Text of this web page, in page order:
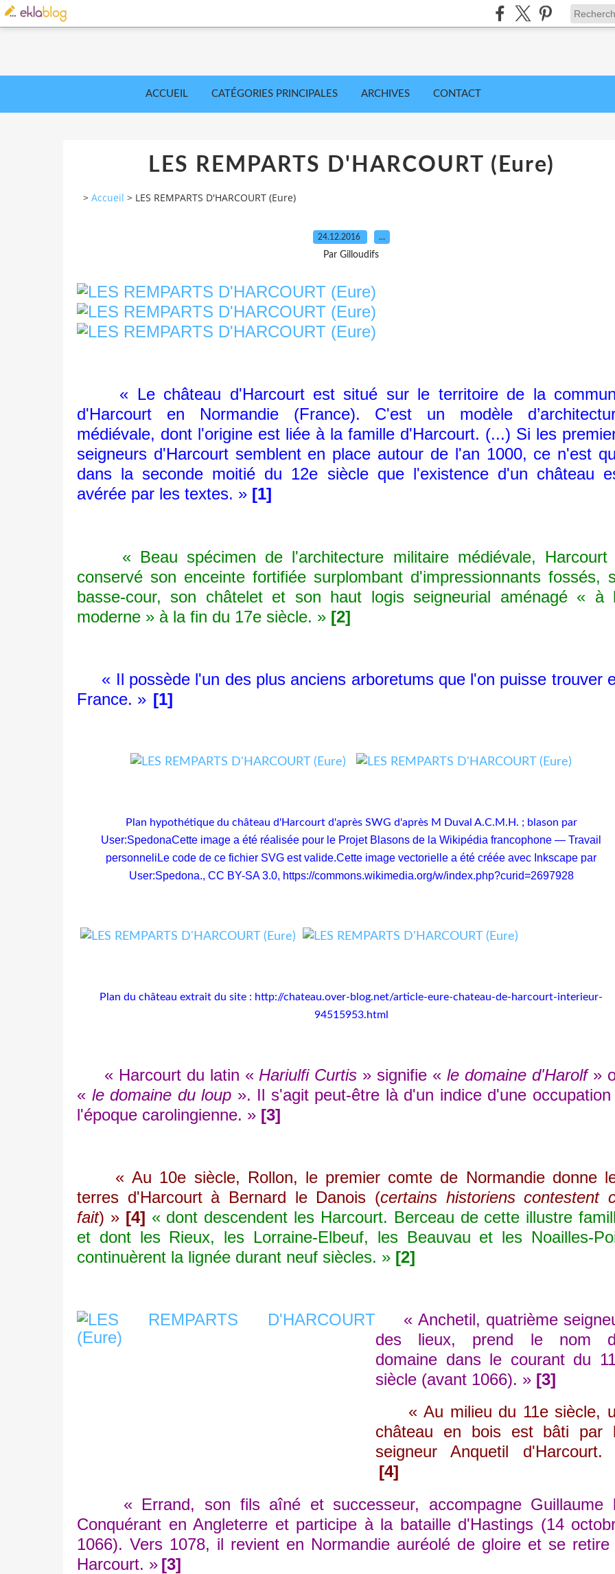
ACCUEIL CATÉGORIES PRINCIPALES ARCHIVES CONTACT
LES REMPARTS D'HARCOURT (Eure)
> Accueil > LES REMPARTS D'HARCOURT (Eure)
24.12.2016 …
Par Gilloudifs
« Le château d'Harcourt est situé sur le territoire de la
d'Harcourt en Normandie (France). C'est un modèle
médiévale, dont l'origine est liée à la famille d'Harcourt. (...) Si les
seigneurs d'Harcourt semblent en place autour de l'an 1000, ce n'est
dans la seconde moitié du 12e siècle que l'existence d'un château
avérée par les textes. » [1]
« Beau spécimen de l'architecture militaire médiévale, Harcourt
conservé son enceinte fortifiée surplombant d'impressionnants fossés,
basse-cour, son châtelet et son haut logis seigneurial aménagé « à
moderne » à la fin du 17e siècle. » [2]
« Il possède l'un des plus anciens arboretums que l'on puisse trouver
France. » [1]
Plan hypothétique du château d'Harcourt d'après SWG d'après M Duval A.C.M.H. ; blason par
User:SpedonaCette image a été réalisée pour le Projet Blasons de la Wikipédia francophone — Travail
personneliLe code de ce fichier SVG est valide.Cette image vectorielle a été créée avec Inkscape par
User:Spedona., CC BY-SA 3.0, https://commons.wikimedia.org/w/index.php?curid=2697928
Plan du château extrait du site : http://chateau.over-blog.net/article-eure-chateau-de-harcourt-interieur-
94515953.html
« Harcourt du latin « Hariulfi Curtis » signifie «le domaine d'Harolf»
« le domaine du loup ». Il s'agit peut-être là d'un indice d'une occupation
l'époque carolingienne. » [3]
« Au 10e siècle, Rollon, le premier comte de Normandie donne
terres d'Harcourt à Bernard le Danois (certains historiens contestent
fait) » [4] « dont descendent les Harcourt. Berceau de cette illustre
et dont les Rieux, les Lorraine-Elbeuf, les Beauvau et les Noailles-
continuèrent la lignée durant neuf siècles. » [2]
« Anchetil, quatrième
des lieux, prend le nom
domaine dans le courant du
siècle (avant 1066). » [3]
« Au milieu du 11e siècle,
château en bois est bâti par
seigneur Anquetil d'Harcourt.
[4]
« Errand, son fils aîné et successeur, accompagne Guillaume
Conquérant en Angleterre et participe à la bataille d'Hastings (14
1066). Vers 1078, il revient en Normandie auréolé de gloire et se retire
Harcourt. » [3]